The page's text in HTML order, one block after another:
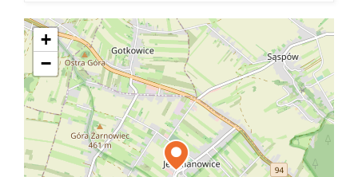
+
−